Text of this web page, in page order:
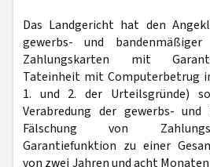
Das Landgericht hat den
gewerbs- und bandenmäßiger
Zahlungskarten mit
Tateinheit mit Computerbetrug
1. und 2. der Urteilsgründe)
Verabredung der gewerbs- und
Fälschung von
Garantiefunktion zu einer
von zwei Jahren und acht